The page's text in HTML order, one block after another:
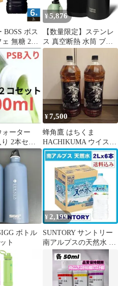
BOSS ボス
ェ 無糖 2L
6本入 コ
アイスコー
容量
¥ 5,876
【数量限定】ステンレ
ス 真空断熱 水筒 ブラ
ック 保温保冷| 2L スト
ロー付き| ジャグ 水筒
カバー付き| BOTTLE
直飲み| BOTTLE アウ
トドア・スポーツ・キ
ャンプ
ォーター
り 2本セッ
ットル
¥7,500
蜂角鷹 はちくま
HACHIKUMA ウイスキ
ー 4L 2本セット
ボトル
ト
¥ 2,199
SUNTORY サントリー
南アルプスの天然水 ペ
ットボトル ２Ｌ×6本